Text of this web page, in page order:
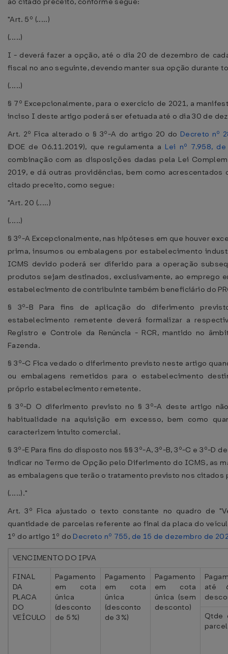
"Art. 5º (.....)
(.....)
I - deverá fazer a opção, até o dia 20 de dezembro de
fiscal no ano seguinte, devendo manter sua opção durante
(.....)
§ 7º Excepcionalmente, para o exercício de 2021, a
inciso I deste artigo poderá ser efetuada até o dia 30 de
Art. 2º Fica alterado o § 3º-A do artigo 20 do Decreto nº
(DOE de 06.11.2019), que regulamenta a Lei nº 7.958,
combinação com as disposições dadas pela Lei
2019, e dá outras providências, bem como acrescentados
citado preceito, como segue:
"Art. 20 (.....)
(.....)
§ 3º-A Excepcionalmente, nas hipóteses em que houver
prima, insumos ou embalagens por estabelecimento
ICMS devido poderá ser diferido para a operação
produtos sejam destinados, exclusivamente, ao emprego
estabelecimento de contribuinte também beneficiário do
§ 3º-B Para fins de aplicação do diferimento
estabelecimento remetente deverá formalizar a
Registro e Controle da Renúncia - RCR, mantido no
Fazenda.
§ 3º-C Fica vedado o diferimento previsto neste artigo
ou embalagens remetidos para o estabelecimento
próprio estabelecimento remetente.
§ 3º-D O diferimento previsto no § 3º-A deste artigo
habitualidade na aquisição em excesso, bem como
caracterizem intuito comercial.
§ 3º-E Para fins do disposto nos §§ 3º-A, 3º-B, 3º-C e 3º-D
indicar no Termo de Opção pelo Diferimento do ICMS, as
as embalagens que terão o tratamento previsto nos citados
(.....)."
Art. 3º Fica ajustado o texto constante no quadro de
quantidade de parcelas referente ao final da placa do
1º do artigo 1º do Decreto nº 755, de 15 de dezembro de
VENCIMENTO DO IPVA
FINAL
DA
PLACA
DO
VEÍCULO
Pagamento
em cota
única
(desconto
de 5%)
Pagamento
em cota
única
(desconto
de 3%)
Pagamento
em cota
única (sem
desconto)
até
Qtde